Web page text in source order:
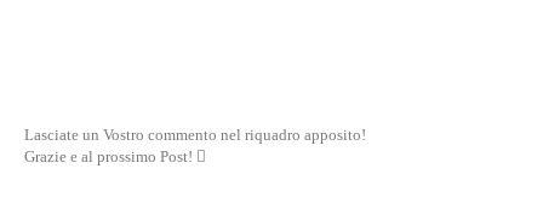
Lasciate un Vostro commento nel riquadro apposito!
Grazie e al prossimo Post! 